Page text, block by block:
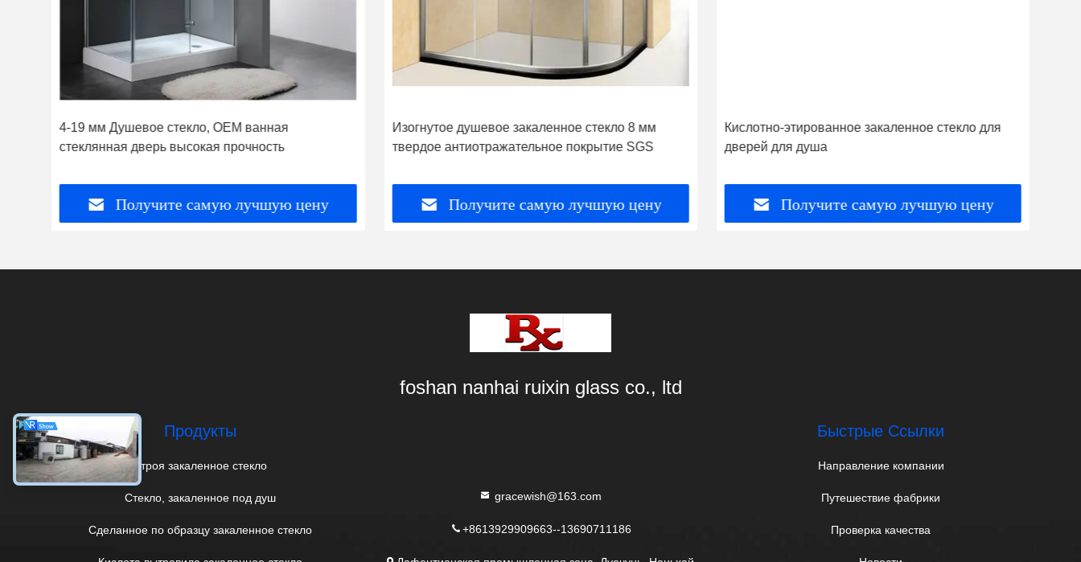
4-19 мм Душевое стекло, OEM ванная
стеклянная дверь высокая прочность
Получите самую лучшую цену
Изогнутое душевое закаленное стекло 8 мм
твердое антиотражательное покрытие SGS
Получите самую лучшую цену
Кислотно-этированное закаленное стекло для
дверей для душа
Получите самую лучшую цену
foshan nanhai ruixin glass co., ltd
Продукты
Строя закаленное стекло
Стекло, закаленное под душ
Сделанное по образцу закаленное стекло
gracewish@163.com
+8613929909663--13690711186
Быстрые Ссылки
Направление компании
Путешествие фабрики
Проверка качества